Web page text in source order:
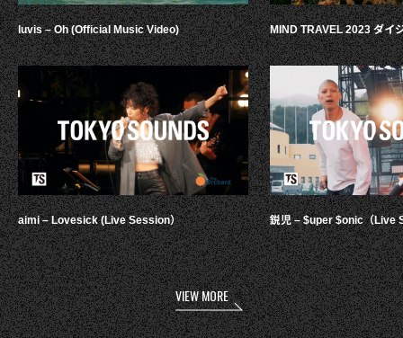
luvis – Oh (Official Music Video)
aimi – Lovesick (Live Session）
MIND TRAVEL 2023 ダイ
鋭児 – $uper $onic（Live
VIEW MORE